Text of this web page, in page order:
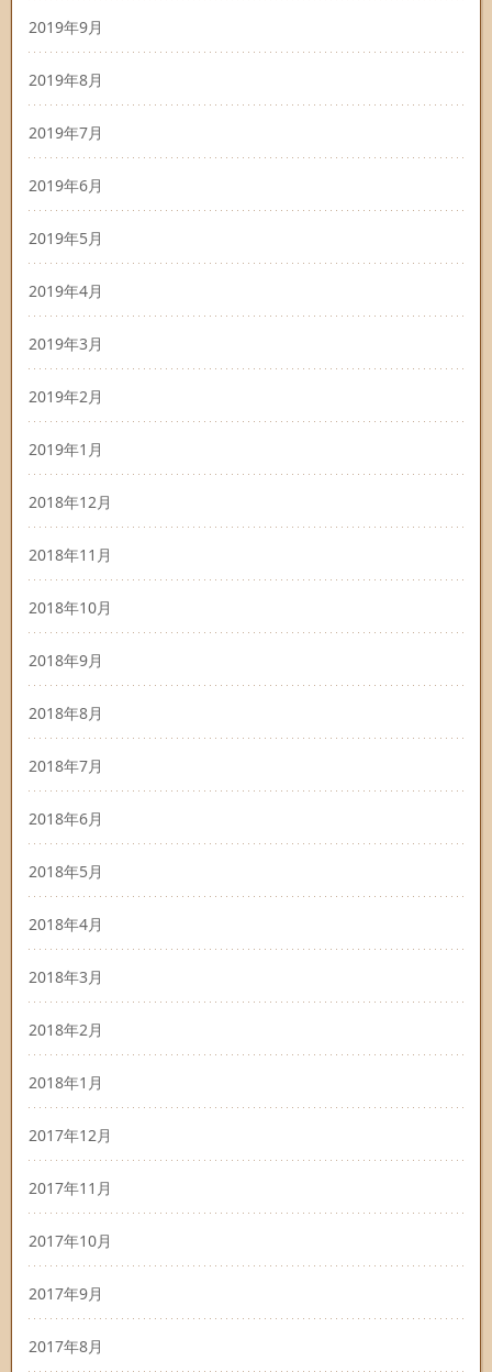
2019年9月
2019年8月
2019年7月
2019年6月
2019年5月
2019年4月
2019年3月
2019年2月
2019年1月
2018年12月
2018年11月
2018年10月
2018年9月
2018年8月
2018年7月
2018年6月
2018年5月
2018年4月
2018年3月
2018年2月
2018年1月
2017年12月
2017年11月
2017年10月
2017年9月
2017年8月